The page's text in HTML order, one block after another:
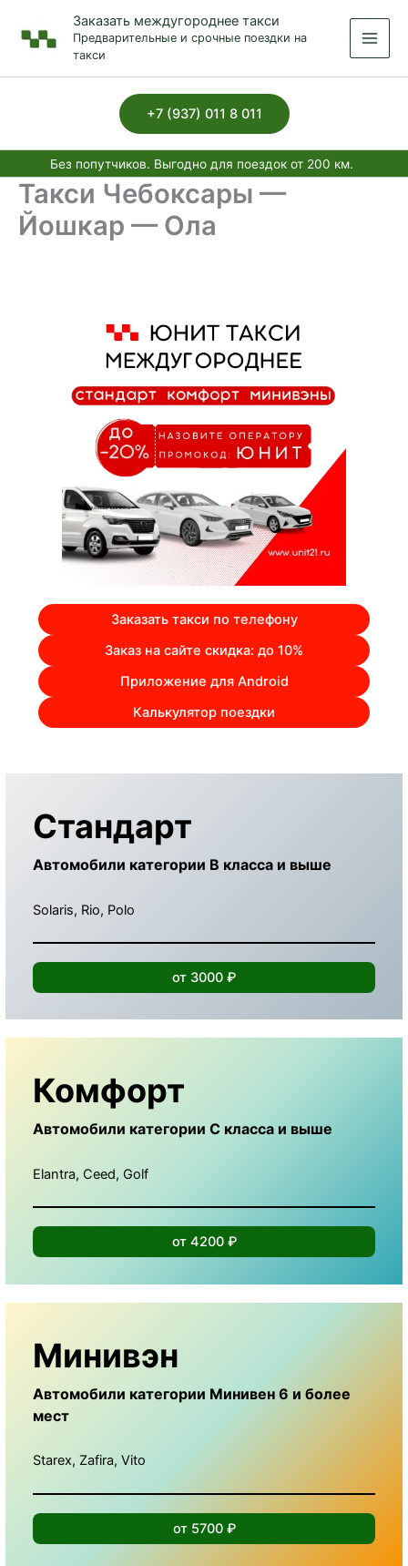
содержимому
Заказать междугороднее такси
Предварительные и срочные поездки на
такси
+7 (937) 011 8 011
Без попутчиков. Выгодно для поездок от 200 км.
Такси Чебоксары —
Йошкар — Ола
Заказать такси по телефону
Заказ на сайте скидка: до 10%
Приложение для Android
Калькулятор поездки
Стандарт
Автомобили категории B класса и выше
Solaris, Rio, Polo
от 3000 ₽
Комфорт
Автомобили категории С класса и выше
Elantra, Ceed, Golf
от 4200 ₽
Минивэн
Автомобили категории Минивен 6 и более
мест
Starex, Zafira, Vito
от 5700 ₽